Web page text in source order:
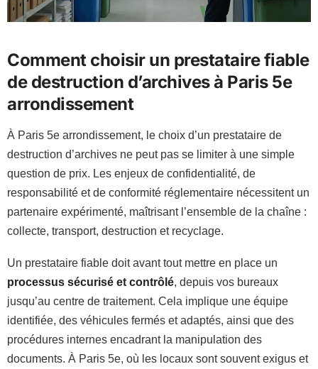
Comment choisir un prestataire fiable
de destruction d’archives à Paris 5e
arrondissement
À Paris 5e arrondissement, le choix d’un prestataire de
destruction d’archives ne peut pas se limiter à une simple
question de prix. Les enjeux de confidentialité, de
responsabilité et de conformité réglementaire nécessitent un
partenaire expérimenté, maîtrisant l’ensemble de la chaîne :
collecte, transport, destruction et recyclage.
Un prestataire fiable doit avant tout mettre en place un
processus sécurisé et contrôlé, depuis vos bureaux
jusqu’au centre de traitement. Cela implique une équipe
identifiée, des véhicules fermés et adaptés, ainsi que des
procédures internes encadrant la manipulation des
documents. À Paris 5e, où les locaux sont souvent exigus et